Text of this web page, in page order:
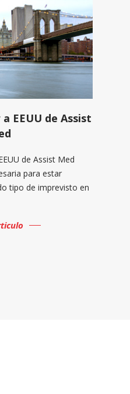
EEUU de Assist
de Assist Med
para estar
tipo de imprevisto en